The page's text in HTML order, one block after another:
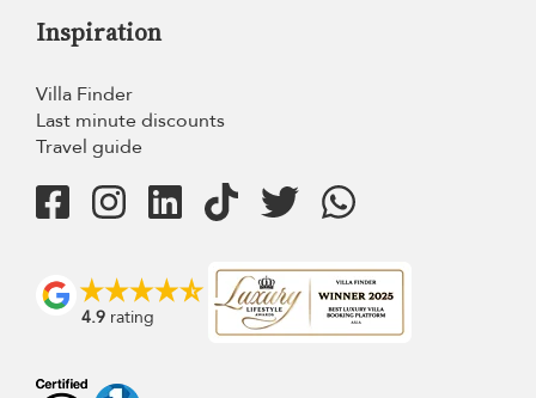
Inspiration
Villa Finder
Last minute discounts
Travel guide
4.9 rating